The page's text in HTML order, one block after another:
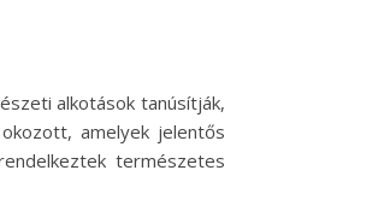
alkotások tanúsítják,
amelyek jelentős
természetes